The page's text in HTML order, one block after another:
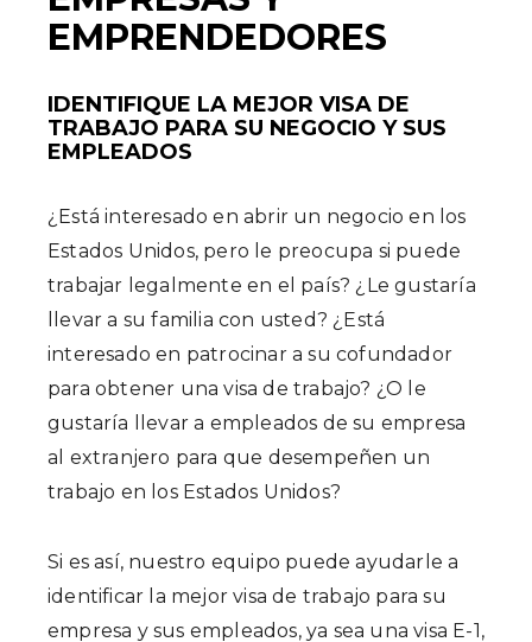
EMPRENDEDORES
IDENTIFIQUE LA MEJOR VISA DE
TRABAJO PARA SU NEGOCIO Y SUS
EMPLEADOS
¿Está interesado en abrir un negocio en los
Estados Unidos, pero le preocupa si puede
trabajar legalmente en el país? ¿Le gustaría
llevar a su familia con usted? ¿Está
interesado en patrocinar a su cofundador
para obtener una visa de trabajo? ¿O le
gustaría llevar a empleados de su empresa
al extranjero para que desempeñen un
trabajo en los Estados Unidos?
Si es así, nuestro equipo puede ayudarle a
identificar la mejor visa de trabajo para su
empresa y sus empleados, ya sea una visa E-1,